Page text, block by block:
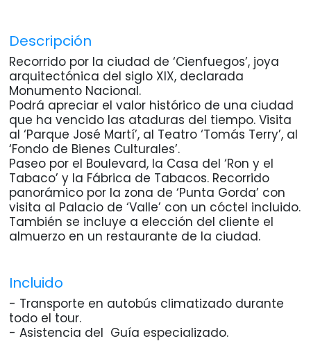
Descripción
Recorrido por la ciudad de ‘Cienfuegos’, joya
arquitectónica del siglo XIX, declarada
Monumento Nacional.
Podrá apreciar el valor histórico de una ciudad
que ha vencido las ataduras del tiempo. Visita
al ‘Parque José Martí’, al Teatro ‘Tomás Terry’, al
‘Fondo de Bienes Culturales’.
Paseo por el Boulevard, la Casa del ‘Ron y el
Tabaco’ y la Fábrica de Tabacos. Recorrido
panorámico por la zona de ‘Punta Gorda’ con
visita al Palacio de ‘Valle’ con un cóctel incluido.
También se incluye a elección del cliente el
almuerzo en un restaurante de la ciudad.
Incluido
- Transporte en autobús climatizado durante
todo el tour.
- Asistencia del Guía especializado.